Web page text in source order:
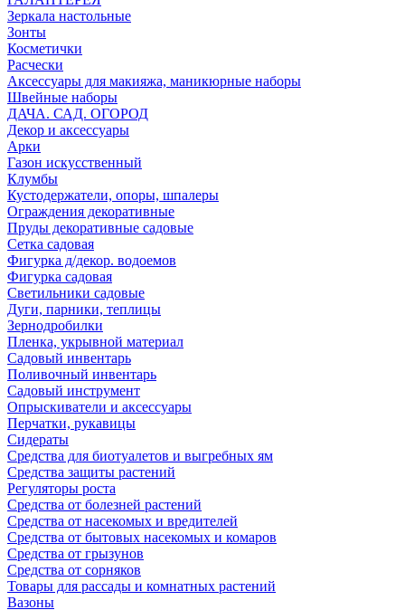
Зеркала настольные
Зонты
Косметички
Расчески
Аксессуары для макияжа, маникюрные наборы
Швейные наборы
ДАЧА. САД. ОГОРОД
Декор и аксессуары
Арки
Газон искусственный
Клумбы
Кустодержатели, опоры, шпалеры
Ограждения декоративные
Пруды декоративные садовые
Сетка садовая
Фигурка д/декор. водоемов
Фигурка садовая
Светильники садовые
Дуги, парники, теплицы
Зернодробилки
Пленка, укрывной материал
Садовый инвентарь
Поливочный инвентарь
Садовый инструмент
Опрыскиватели и аксессуары
Перчатки, рукавицы
Сидераты
Средства для биотуалетов и выгребных ям
Средства защиты растений
Регуляторы роста
Средства от болезней растений
Средства от насекомых и вредителей
Средства от бытовых насекомых и комаров
Средства от грызунов
Средства от сорняков
Товары для рассады и комнатных растений
Вазоны